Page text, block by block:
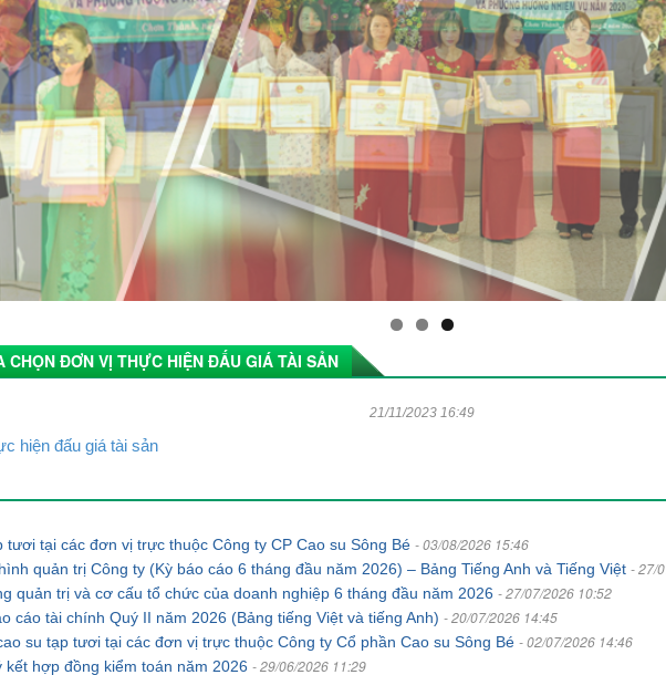
CHỌN ĐƠN VỊ THỰC HIỆN ĐẤU GIÁ TÀI SẢN
21/11/2023 16:49
hiện đấu giá tài sản
tươi tại các đơn vị trực thuộc Công ty CP Cao su Sông Bé - 03/08/2026 15:46
quản trị Công ty (Kỳ báo cáo 6 tháng đầu năm 2026) – Bảng Tiếng Anh và Tiếng Việt - 27/
quản trị và cơ cấu tổ chức của doanh nghiệp 6 tháng đầu năm 2026 - 27/07/2026 10:52
cáo tài chính Quý II năm 2026 (Bảng tiếng Việt và tiếng Anh) - 20/07/2026 14:45
su tạp tươi tại các đơn vị trực thuộc Công ty Cổ phần Cao su Sông Bé - 02/07/2026 14:46
hợp đồng kiểm toán năm 2026 - 29/06/2026 11:29